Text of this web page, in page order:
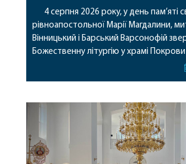
4 серпня 2026 року, у день пам’яті
рівноапостольної Марії Магдалини,
Вінницький і Барський Варсонофій
Божественну літургію у храмі
Богородиці села Терешки Барського
рівноапостольної Марії Магдалини з
святих мощей, передана зі Святої
Також для поклоніння вірянам […]